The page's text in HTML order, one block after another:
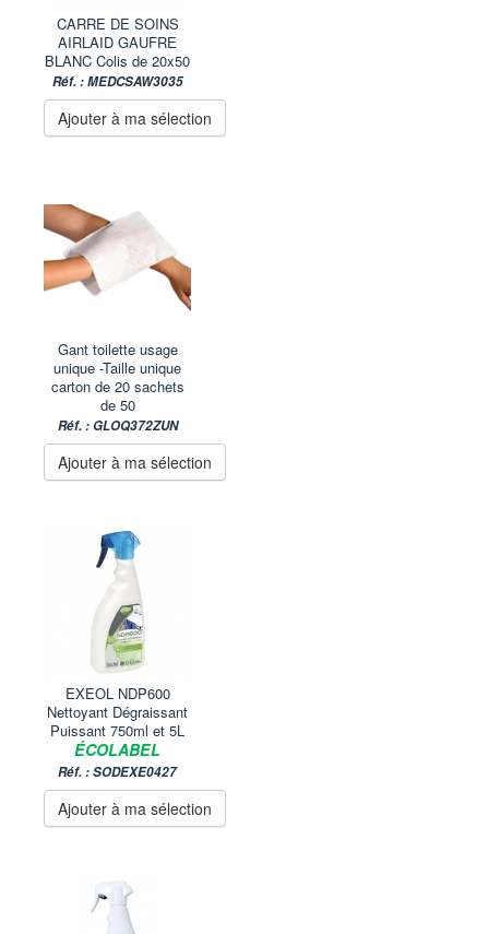
CARRE DE SOINS
AIRLAID GAUFRE
BLANC Colis de 20x50
Réf. : MEDCSAW3035
Ajouter à ma sélection
Gant toilette usage
unique -Taille unique
carton de 20 sachets
de 50
Réf. : GLOQ372ZUN
Ajouter à ma sélection
EXEOL NDP600
Nettoyant Dégraissant
Puissant 750ml et 5L
ÉCOLABEL
Réf. : SODEXE0427
Ajouter à ma sélection